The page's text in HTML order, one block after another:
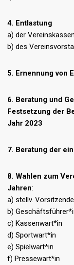
4. Entlastung
a) der
b) des
5. Ernennung von
6. Beratung und
Festsetzung der
Jahr 2023
7. Beratung der
8. Wahlen zum
Jahren:
a) stellv.
b)
c) Kassenwart*in
d) Sportwart*in
e) Spielwart*in
f) Pressewart*in